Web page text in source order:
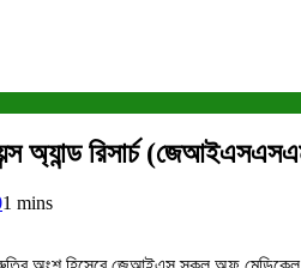
অ্যান্ড রিসার্চ
1 mins